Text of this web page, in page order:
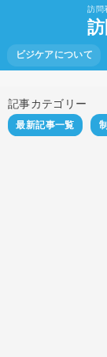
訪問
ビジケアについて
記事カテゴリー
最新記事一覧